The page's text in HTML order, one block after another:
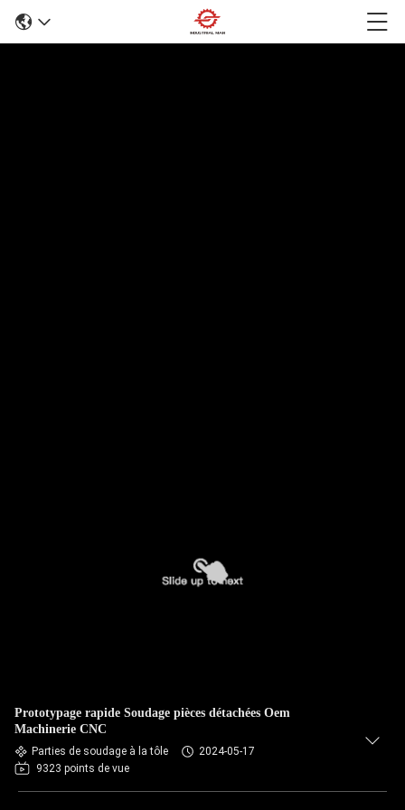
Prototypage rapide Soudage pièces détachées Oem
Machinerie CNC
Parties de soudage à la tôle
2024-05-17
9323 points de vue